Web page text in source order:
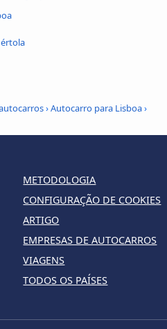
›Autocarro para Lisboa›
METODOLOGIA
CONFIGURAÇÃO DE COOKIES
ARTIGO
EMPRESAS DE AUTOCARROS
VIAGENS
TODOS OS PAÍSES